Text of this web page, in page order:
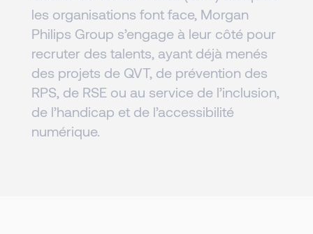
les organisations font face, Morgan
Philips Group s’engage à leur côté pour
recruter des talents, ayant déjà menés
des projets de QVT, de prévention des
RPS, de RSE ou au service de l’inclusion,
de l’handicap et de l’accessibilité
numérique.